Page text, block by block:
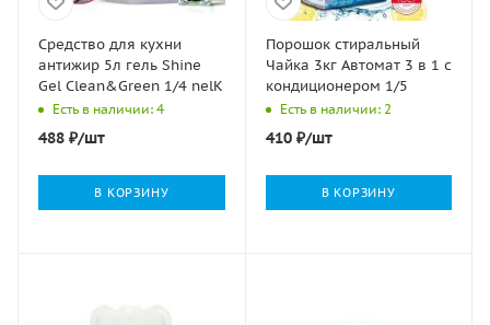
Средство для кухни
антижир 5л гель Shine
Gel Clean&Green 1/4 nelK
Есть в наличии: 4
488 ₽/шт
В КОРЗИНУ
Порошок стиральный
Чайка 3кг Автомат 3 в 1 с
кондиционером 1/5
Есть в наличии: 2
410₽/шт
В КОРЗИНУ